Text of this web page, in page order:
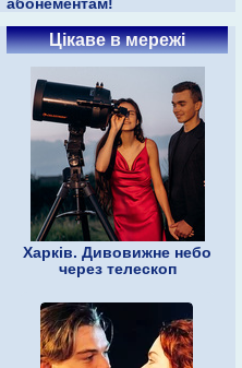
абонементам!
Цікаве в мережі
Харків. Дивовижне небо
через телескоп